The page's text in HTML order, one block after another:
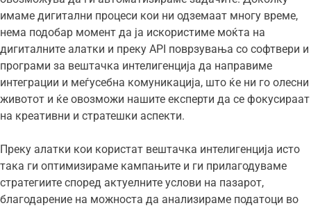
имаме дигитални процеси кои ни одземаат многу време,
нема подобар момент да ја искористиме моќта на
дигиталните алатки и преку API поврзувања со софтвери и
програми за вештачка интелигенција да направиме
интеграции и меѓусебна комуникација, што ќе ни го олесни
животот и ќе овозможи нашите експерти да се фокусираат
на креативни и стратешки аспекти.
Преку алатки кои користат вештачка интелигенција исто
така ги оптимизираме кампањите и ги прилагодуваме
стратегиите според актуелните услови на пазарот,
благодарение на можноста да анализираме податоци во